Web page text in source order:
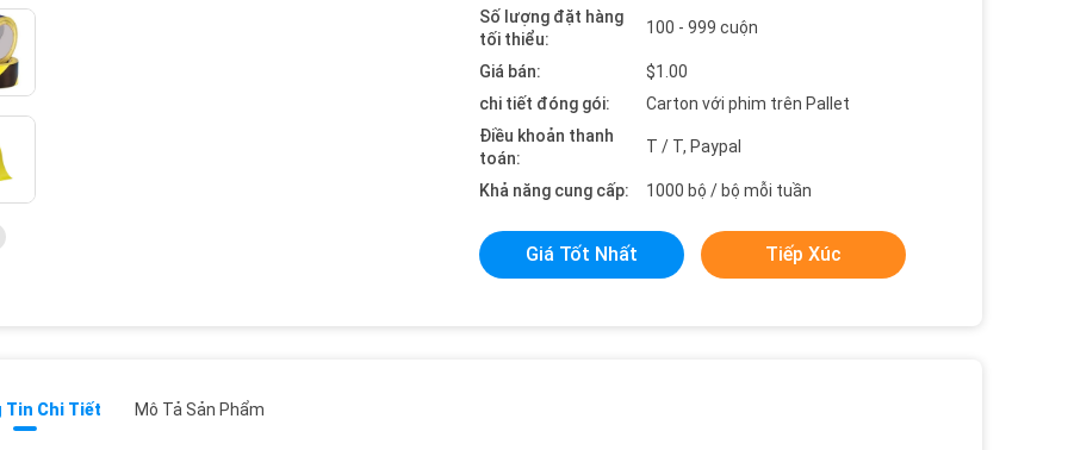
Số lượng đặt hàng
tối thiểu:
100 - 999 cuộn
Giá bán:
$1.00
chi tiết đóng gói:
Carton với phim trên Pallet
Điều khoản thanh
toán:
T / T, Paypal
Khả năng cung cấp: 1000 bộ / bộ mỗi tuần
Giá Tốt Nhất Tiếp Xúc
Tin Chi Tiết Mô Tả Sản Phẩm